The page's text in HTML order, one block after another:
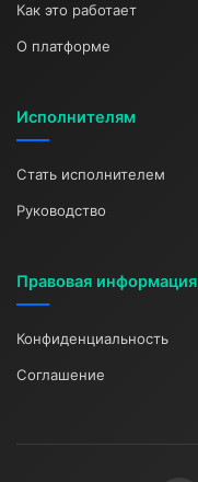
Как это работает
О платформе
Исполнителям
Стать исполнителем
Руководство
Правовая информация
Конфиденциальность
Соглашение